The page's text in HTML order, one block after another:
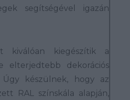
segítségével igazán
kiválóan kiegészítik a
elterjedtebb dekorációs
Úgy készülnek, hogy az
RAL színskála alapján,